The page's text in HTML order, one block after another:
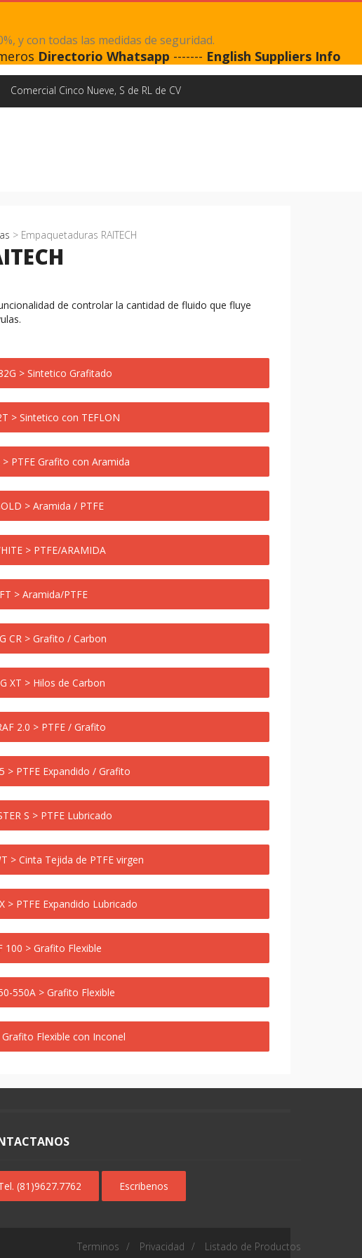
y con todas las medidas de seguridad.
Directorio Whatsapp ------- English Suppliers Info
Comercial Cinco Nueve, S de RL de CV
> Empaquetaduras RAITECH
de controlar la cantidad de fluido que fluye
> Sintetico Grafitado
> Sintetico con TEFLON
> PTFE Grafito con Aramida
> Aramida / PTFE
> PTFE/ARAMIDA
> Aramida/PTFE
CR > Grafito / Carbon
XT > Hilos de Carbon
2.0 > PTFE / Grafito
> PTFE Expandido / Grafito
S > PTFE Lubricado
> Cinta Tejida de PTFE virgen
> PTFE Expandido Lubricado
100 > Grafito Flexible
550A > Grafito Flexible
Grafito Flexible con Inconel
(81)9627.7762 Escribenos
Terminos Privacidad Listado de Productos